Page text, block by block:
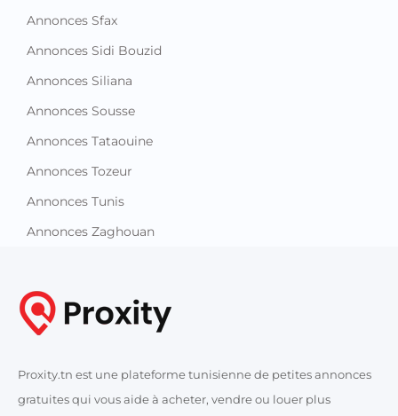
Annonces Sfax
Annonces Sidi Bouzid
Annonces Siliana
Annonces Sousse
Annonces Tataouine
Annonces Tozeur
Annonces Tunis
Annonces Zaghouan
Proxity.tn est une plateforme tunisienne de petites annonces
gratuites qui vous aide à acheter, vendre ou louer plus